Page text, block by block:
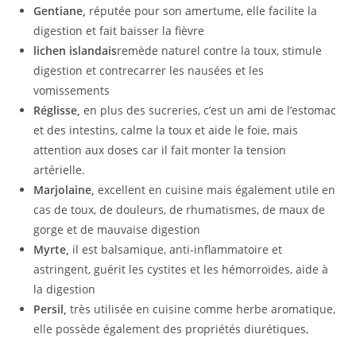
Gentiane, réputée pour son amertume, elle facilite la
digestion et fait baisser la fièvre
lichen islandaisremède naturel contre la toux, stimule
digestion et contrecarrer les nausées et les
vomissements
Réglisse,en plus des sucreries, c’est un ami de l’estomac
et des intestins, calme la toux et aide le foie, mais
attention aux doses car il fait monter la tension
artérielle.
Marjolaine,excellent en cuisine mais également utile en
cas de toux, de douleurs, de rhumatismes, de maux de
gorge et de mauvaise digestion
Myrte, il est balsamique, anti-inflammatoire et
astringent, guérit les cystites et les hémorroïdes, aide à
la digestion
Persil,très utilisée en cuisine comme herbe aromatique,
elle possède également des propriétés diurétiques,